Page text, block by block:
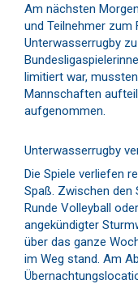
Am nächsten
und Teilnehmer zum
Unterwasserrugby
limitiert war,
Mannschaften
aufgenommen.
Unterwasserrugby
Die Spiele verliefen
Spaß. Zwischen den
Runde Volleyball
angekündigter
über das ganze
im Weg stand. Am